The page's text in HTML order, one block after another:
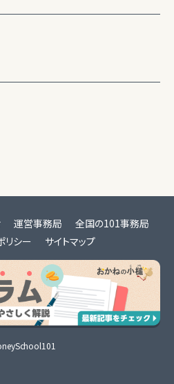
運営事務局
全国の101事務局
リシー
サイトマップ